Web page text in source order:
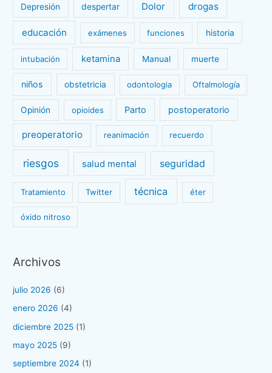
Depresión despertar Dolor drogas
educación exámenes funciones historia
intubación ketamina Manual muerte
niños obstetricia odontologia Oftalmología
Opinión opioides Parto postoperatorio
preoperatorio reanimación recuerdo
riesgos salud mental seguridad
Tratamiento Twitter técnica éter
óxido nitroso
Archivos
julio 2026 (6)
enero 2026 (4)
diciembre 2025 (1)
mayo 2025 (9)
septiembre 2024 (1)